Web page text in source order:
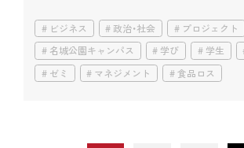
ビジネス 政治・社会
プロジェクト
名城公園キャンパス
学び 学生
ゼミ
マネジメント 食品ロス